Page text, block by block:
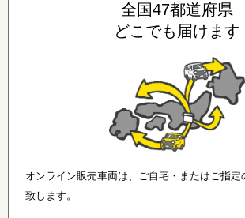
全国47都道府県
どこでも届けます
オンライン販売車両は、ご自宅・またはご指定
致します。